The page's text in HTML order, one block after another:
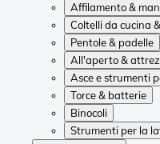
Affilamento &
Coltelli da cucina
Pentole & padelle
All'aperto &
Asce e strumenti
Torce & batterie
Binocoli
Strumenti per la